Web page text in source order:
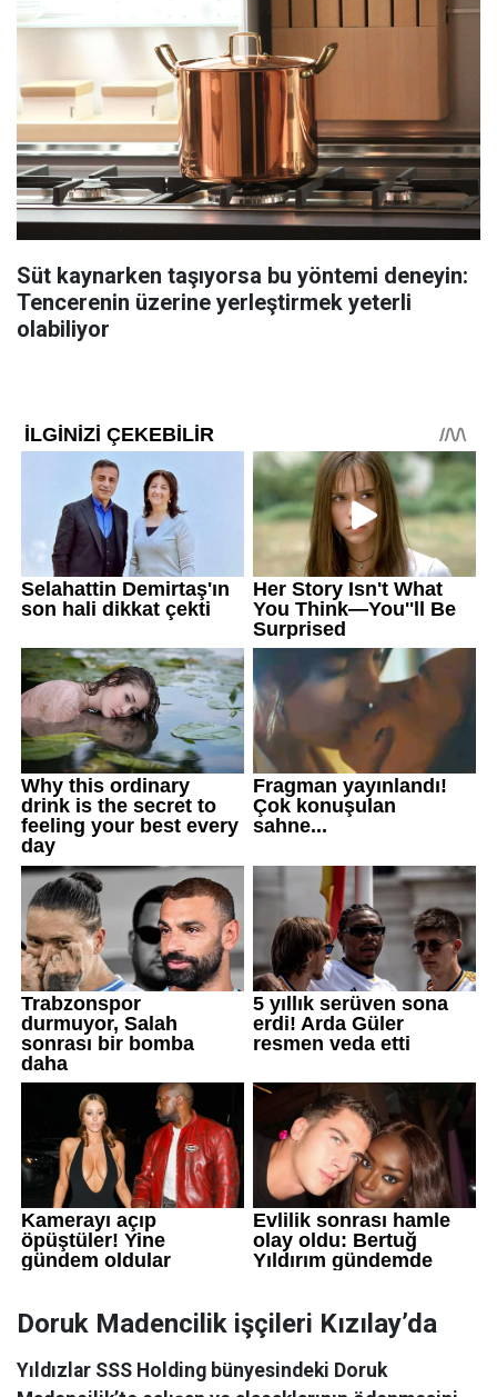
Süt kaynarken taşıyorsa bu yöntemi deneyin:
Tencerenin üzerine yerleştirmek yeterli
olabiliyor
Doruk Madencilik işçileri Kızılay’da
Yıldızlar SSS Holding bünyesindeki Doruk